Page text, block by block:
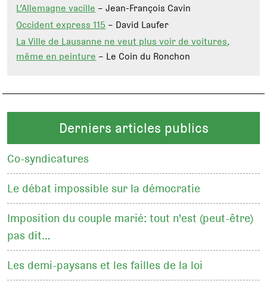
L’Allemagne vacille– Jean-François Cavin
Occident express 115– David Laufer
La Ville de Lausanne ne veut plus voir de voitures,
même en peinture– Le Coin du Ronchon
Derniers articles publics
Co-syndicatures
Le débat impossible sur la démocratie
Imposition du couple marié: tout n'est (peut-être)
pas dit…
Les demi-paysans et les failles de la loi